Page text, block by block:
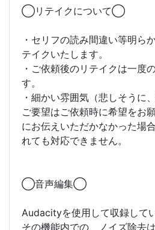
◯リテイクについて◯
・セリフの読み間違い等明ら
テイクいたします。
・ご依頼後のリテイクは一度
す。
・細かい雰囲気（悲しそうに
ご要望はご依頼時に希望をお
にお伝えいただかなかった場
れても対応できません。
◯音声編集◯
Audacityを使用して収録してい
その機能内での、ノイズ除去